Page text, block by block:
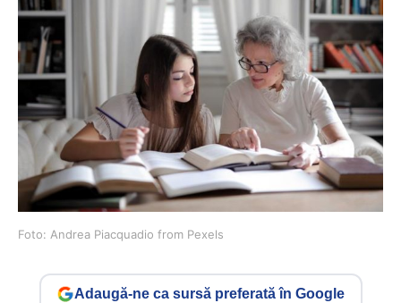
Foto: Andrea Piacquadio from Pexels
Adaugă-ne ca sursă preferată în Google